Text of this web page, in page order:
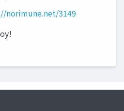
norimune.net/3149